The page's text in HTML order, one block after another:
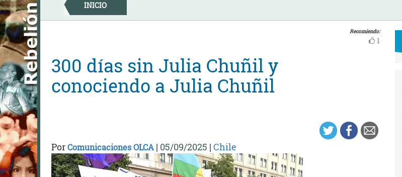
Skip
to
content
INICIO
Recomiendo:
1
300 días sin Julia Chuñil y
conociendo a Julia Chuñil
PorComunicaciones OLCA | 05/09/2025 | Chile